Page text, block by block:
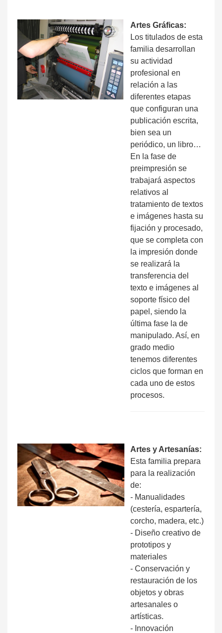
Artes Gráficas:
Los titulados de esta
familia desarrollan
su actividad
profesional en
relación a las
diferentes etapas
que configuran una
publicación escrita,
bien sea un
periódico, un libro…
En la fase de
preimpresión se
trabajará aspectos
relativos al
tratamiento de textos
e imágenes hasta su
fijación y procesado,
que se completa con
la impresión donde
se realizará la
transferencia del
texto e imágenes al
soporte físico del
papel, siendo la
última fase la de
manipulado. Así, en
grado medio
tenemos diferentes
ciclos que forman en
cada uno de estos
procesos.
Artes y Artesanías:
Esta familia prepara
para la realización
de:
- Manualidades
(cestería, espartería,
corcho, madera, etc.)
- Diseño creativo de
prototipos y
materiales
- Conservación y
restauración de los
objetos y obras
artesanales o
artísticas.
- Innovación